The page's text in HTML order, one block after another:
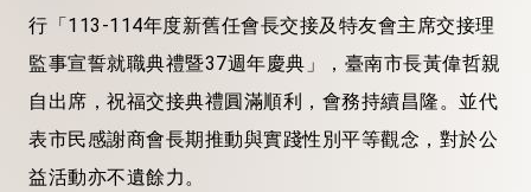
行「113-114年度新舊任會長交接及特友會主席交接理
監事宣誓就職典禮暨37週年慶典」，臺南市長黃偉哲親
自出席，祝福交接典禮圓滿順利，會務持續昌隆。並代
表市民感謝商會長期推動與實踐性別平等觀念，對於公
益活動亦不遺餘力。